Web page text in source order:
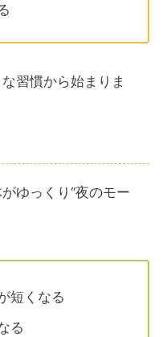
習慣から始まりま
ゆっくり“夜のモー
短くなる
る